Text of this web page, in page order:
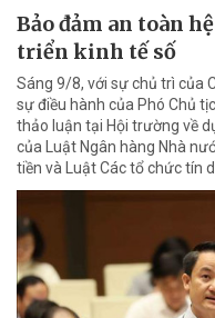
Bảo đảm an toàn
triển kinh tế số
Sáng 9/8, với sự chủ trì của
sự điều hành của Phó Chủ
thảo luận tại Hội trường về
của Luật Ngân hàng Nhà
tiền và Luật Các tổ chức tín